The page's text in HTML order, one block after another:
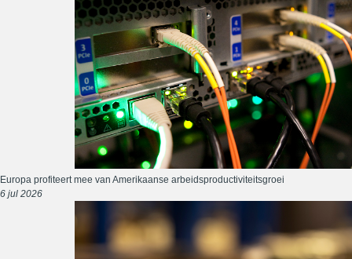
Europa profiteert mee van Amerikaanse arbeidsproductiviteitsgroei
6 jul 2026